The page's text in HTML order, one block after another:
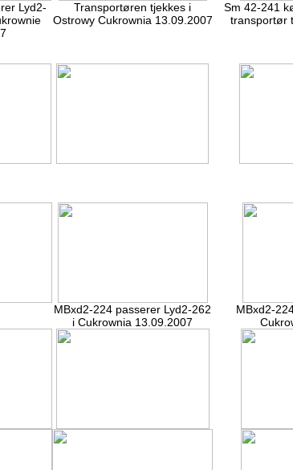
Lyd2-
Transportøren tjekkes i
Ostrowy Cukrownia 13.09.2007
Sm 42-241
transportør
MBxd2-224 passerer Lyd2-262
i Cukrownia 13.09.2007
MBxd2-